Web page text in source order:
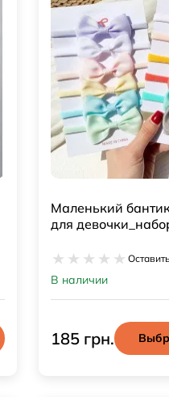
Маленький
для
В наличии
185 грн.